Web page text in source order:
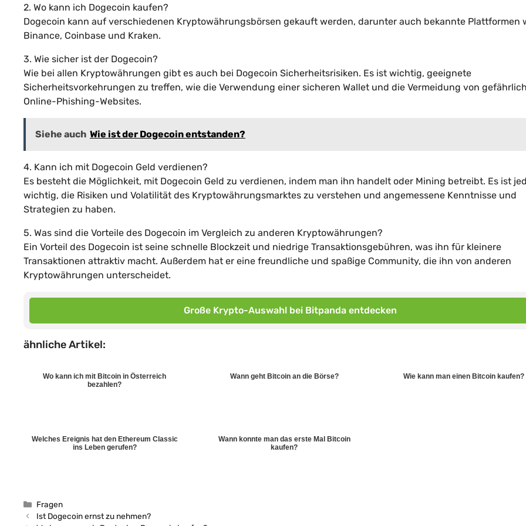
2. Wo kann ich Dogecoin kaufen?
Dogecoin kann auf verschiedenen Kryptowährungsbörsen gekauft werden, darunter auch bekannte Plattformen
Binance, Coinbase und Kraken.
3. Wie sicher ist der Dogecoin?
Wie bei allen Kryptowährungen gibt es auch bei Dogecoin Sicherheitsrisiken. Es ist wichtig, geeignete
Sicherheitsvorkehrungen zu treffen, wie die Verwendung einer sicheren Wallet und die Vermeidung von
Online-Phishing-Websites.
Siehe auch Wie ist der Dogecoin entstanden?
4. Kann ich mit Dogecoin Geld verdienen?
Es besteht die Möglichkeit, mit Dogecoin Geld zu verdienen, indem man ihn handelt oder Mining betreibt. Es ist
wichtig, die Risiken und Volatilität des Kryptowährungsmarktes zu verstehen und angemessene Kenntnisse und
Strategien zu haben.
5. Was sind die Vorteile des Dogecoin im Vergleich zu anderen Kryptowährungen?
Ein Vorteil des Dogecoin ist seine schnelle Blockzeit und niedrige Transaktionsgebühren, was ihn für kleinere
Transaktionen attraktiv macht. Außerdem hat er eine freundliche und spaßige Community, die ihn von anderen
Kryptowährungen unterscheidet.
Große Krypto-Auswahl bei Bitpanda entdecken
ähnliche Artikel:
Wo kann ich mit Bitcoin in Österreich
bezahlen?
Wann geht Bitcoin an die Börse? Wie kann man einen Bitcoin kaufen?
Welches Ereignis hat den Ethereum Classic
ins Leben gerufen?
Wann konnte man das erste Mal Bitcoin
kaufen?
Kategorien
Fragen
Ist Dogecoin ernst zu nehmen?